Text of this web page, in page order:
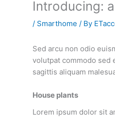
​Introducing:
/ Smarthome / By
Sed arcu non odio
volutpat commodo sed
sagittis aliquam
House plants
Lorem ipsum dolor sit